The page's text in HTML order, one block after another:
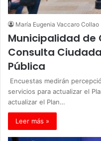
María Eugenia Vaccaro Collao
Municipalidad de
Consulta
Pública
Encuestas medirán
servicios para actualizar el
actualizar el Plan…
Leer más »